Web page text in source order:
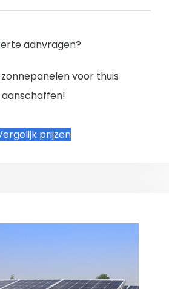
aanvragen?
voor thuis
aanschaffen!
prijzen